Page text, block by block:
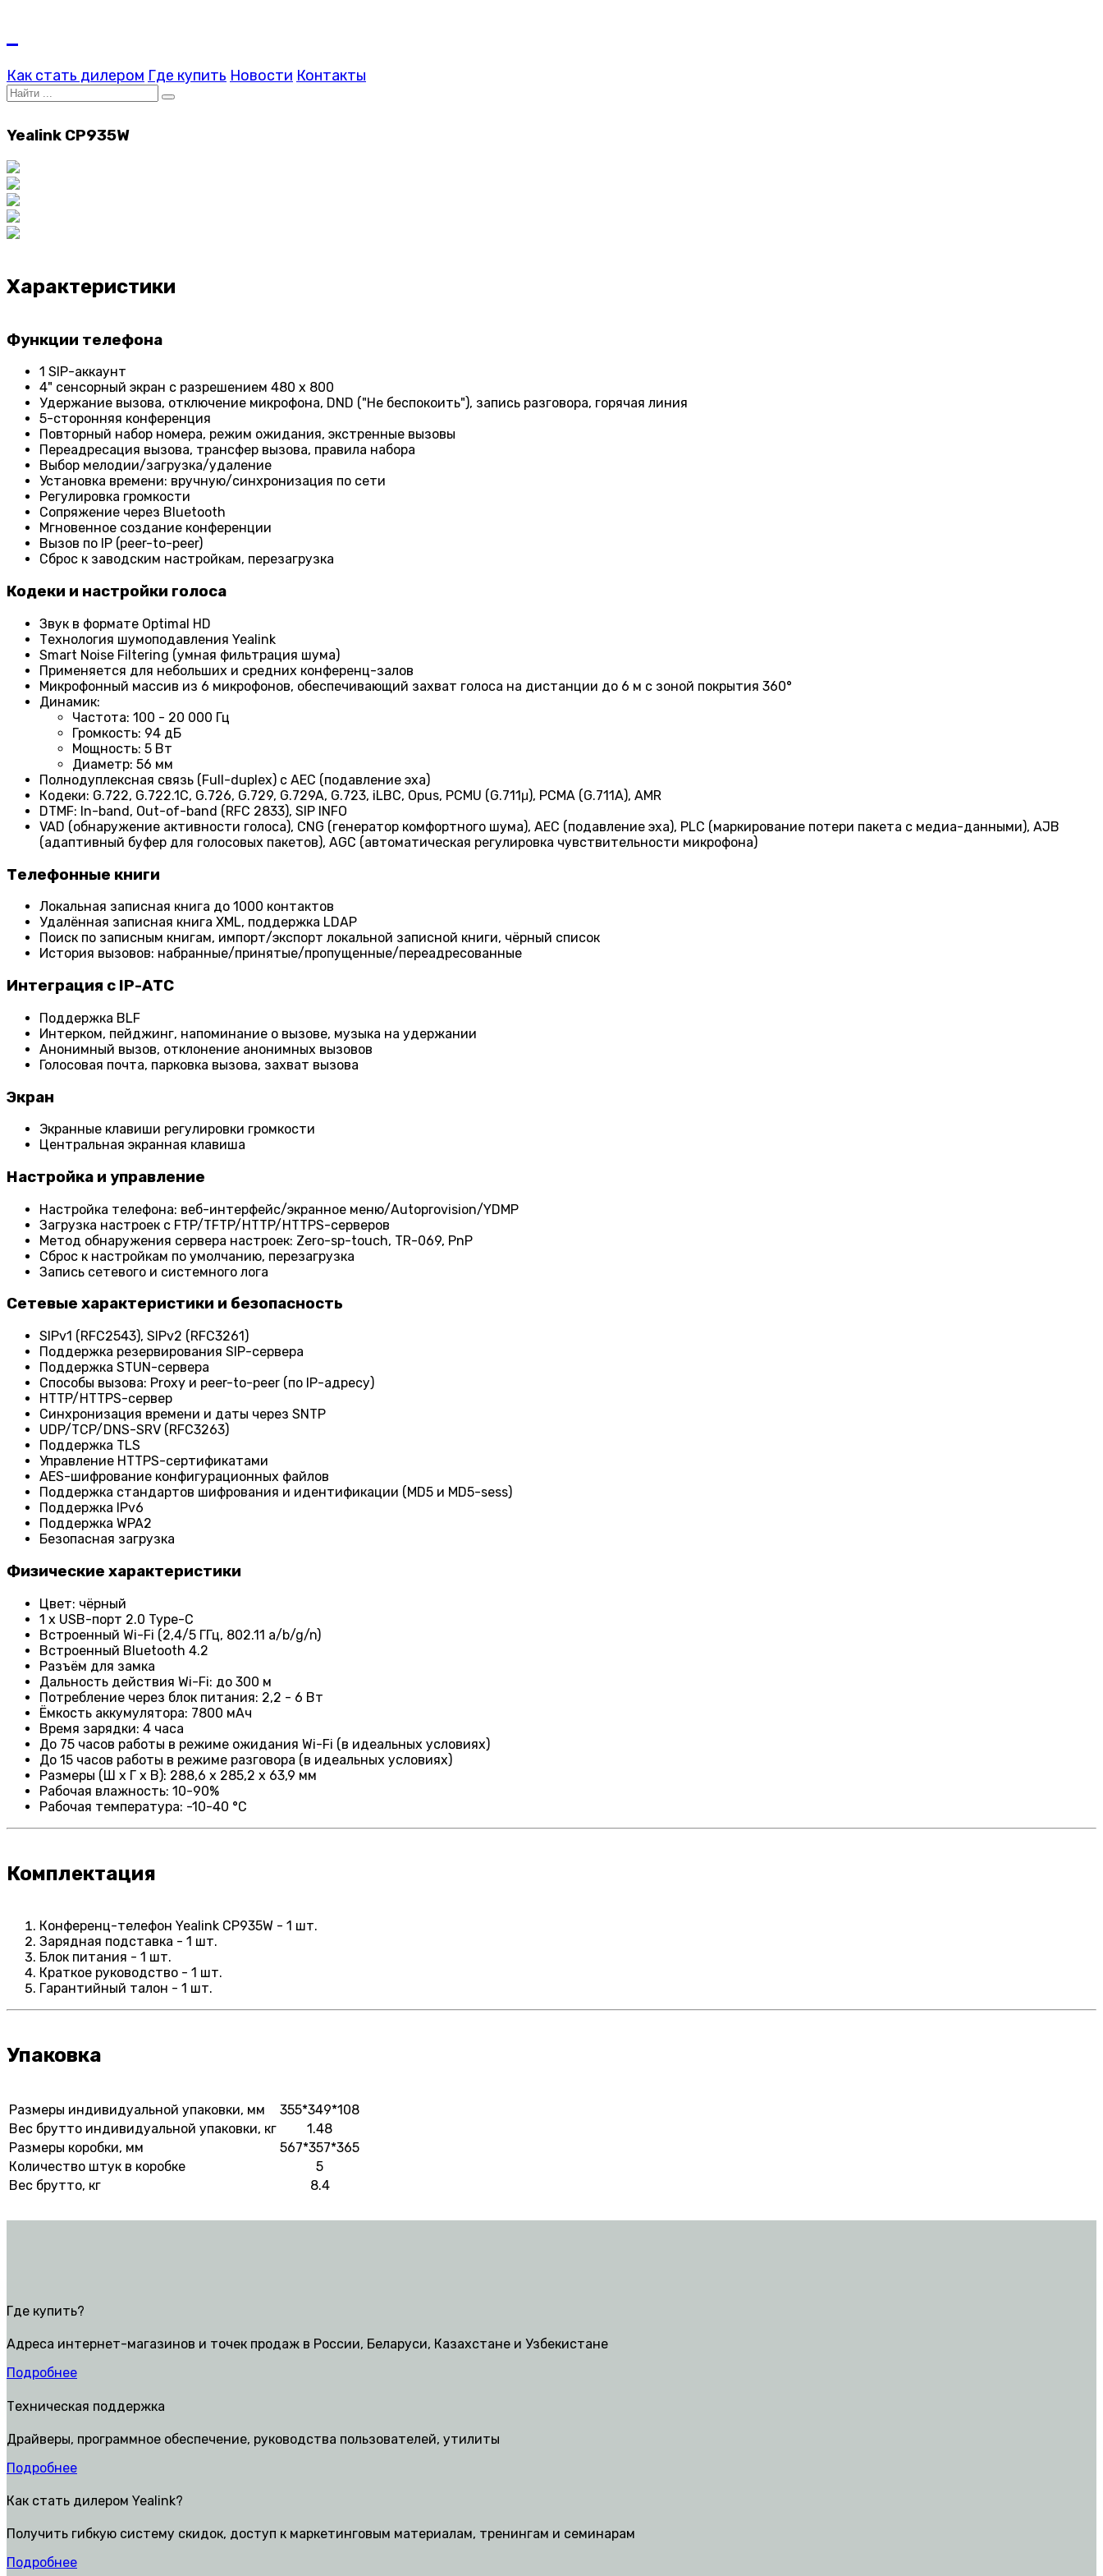
Как стать дилером Где купить Новости Контакты
Yealink CP935W
Характеристики
Функции телефона
1 SIP-аккаунт
4" сенсорный экран с разрешением 480 x 800
Удержание вызова, отключение микрофона, DND ("Не беспокоить"), запись разговора, горячая линия
5-сторонняя конференция
Повторный набор номера, режим ожидания, экстренные вызовы
Переадресация вызова, трансфер вызова, правила набора
Выбор мелодии/загрузка/удаление
Установка времени: вручную/синхронизация по сети
Регулировка громкости
Сопряжение через Bluetooth
Мгновенное создание конференции
Вызов по IP (peer-to-peer)
Сброс к заводским настройкам, перезагрузка
Кодеки и настройки голоса
Звук в формате Optimal HD
Технология шумоподавления Yealink
Smart Noise Filtering (умная фильтрация шума)
Применяется для небольших и средних конференц-залов
Микрофонный массив из 6 микрофонов, обеспечивающий захват голоса на дистанции до 6 м с зоной покрытия 360°
Динамик:
Частота: 100 - 20 000 Гц
Громкость: 94 дБ
Мощность: 5 Вт
Диаметр: 56 мм
Полнодуплексная связь (Full-duplex) с AEC (подавление эха)
Кодеки: G.722, G.722.1C, G.726, G.729, G.729A, G.723, iLBC, Opus, PCMU (G.711μ), PCMA (G.711A), AMR
DTMF: In-band, Out-of-band (RFC 2833), SIP INFO
VAD (обнаружение активности голоса), CNG (генератор комфортного шума), AEC (подавление эха), PLC (маркирование потери пакета с медиа-данными), AJB
(адаптивный буфер для голосовых пакетов), AGC (автоматическая регулировка чувствительности микрофона)
Телефонные книги
Локальная записная книга до 1000 контактов
Удалённая записная книга XML, поддержка LDAP
Поиск по записным книгам, импорт/экспорт локальной записной книги, чёрный список
История вызовов: набранные/принятые/пропущенные/переадресованные
Интеграция с IP-АТС
Поддержка BLF
Интерком, пейджинг, напоминание о вызове, музыка на удержании
Анонимный вызов, отклонение анонимных вызовов
Голосовая почта, парковка вызова, захват вызова
Экран
Экранные клавиши регулировки громкости
Центральная экранная клавиша
Настройка и управление
Настройка телефона: веб-интерфейс/экранное меню/Autoprovision/YDMP
Загрузка настроек с FTP/TFTP/HTTP/HTTPS-серверов
Метод обнаружения сервера настроек: Zero-sp-touch, TR-069, PnP
Сброс к настройкам по умолчанию, перезагрузка
Запись сетевого и системного лога
Сетевые характеристики и безопасность
SIPv1 (RFC2543), SIPv2 (RFC3261)
Поддержка резервирования SIP-сервера
Поддержка STUN-сервера
Способы вызова: Proxy и peer-to-peer (по IP-адресу)
HTTP/HTTPS-сервер
Синхронизация времени и даты через SNTP
UDP/TCP/DNS-SRV (RFC3263)
Поддержка TLS
Управление HTTPS-сертификатами
AES-шифрование конфигурационных файлов
Поддержка стандартов шифрования и идентификации (MD5 и MD5-sess)
Поддержка IPv6
Поддержка WPA2
Безопасная загрузка
Физические характеристики
Цвет: чёрный
1 x USB-порт 2.0 Type-C
Встроенный Wi-Fi (2,4/5 ГГц, 802.11 a/b/g/n)
Встроенный Bluetooth 4.2
Разъём для замка
Дальность действия Wi-Fi: до 300 м
Потребление через блок питания: 2,2 - 6 Вт
Ёмкость аккумулятора: 7800 мАч
Время зарядки: 4 часа
До 75 часов работы в режиме ожидания Wi-Fi (в идеальных условиях)
До 15 часов работы в режиме разговора (в идеальных условиях)
Размеры (Ш x Г x В): 288,6 x 285,2 x 63,9 мм
Рабочая влажность: 10-90%
Рабочая температура: -10-40 °C
Комплектация
Конференц-телефон Yealink CP935W - 1 шт.
Зарядная подставка - 1 шт.
Блок питания - 1 шт.
Краткое руководство - 1 шт.
Гарантийный талон - 1 шт.
Упаковка
Размеры индивидуальной упаковки, мм
355*349*108
Вес брутто индивидуальной упаковки, кг
1.48
Размеры коробки, мм
567*357*365
Количество штук в коробке
5
Вес брутто, кг
8.4
Где купить?
Адреса интернет-магазинов и точек продаж в России, Беларуси, Казахстане и Узбекистане
Подробнее
Техническая поддержка
Драйверы, программное обеспечение, руководства пользователей, утилиты
Подробнее
Как стать дилером Yealink?
Получить гибкую систему скидок, доступ к маркетинговым материалам, тренингам и семинарам
Подробнее